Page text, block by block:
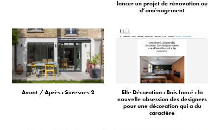
lancer un projet de rénovation ou
d’aménagement
Avant / Après : Suresnes 2
Elle Décoration : Bois foncé : la
nouvelle obsession des designers
pour une décoration qui a du
caractère